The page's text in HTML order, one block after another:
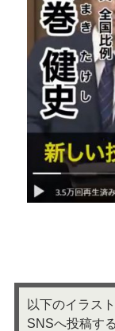
以下のイラス
SNSへ投稿す